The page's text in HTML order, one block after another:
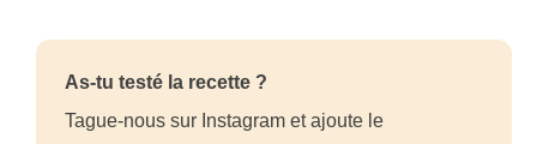
As-tu testé la recette ?
Tague-nous sur Instagram et ajoute le